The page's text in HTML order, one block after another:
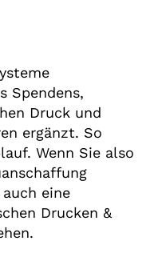
Spendens,
Druck und
ergänzt. So
Wenn Sie also
eine
Drucken &